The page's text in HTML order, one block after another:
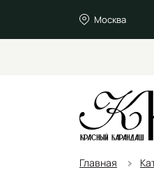
Москва
Главная